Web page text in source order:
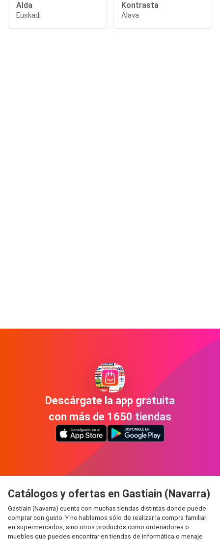
Alda
Euskadi
Kontrasta
Álava
Descárgate la app gratuita
con más de 1650 tiendas
Catálogos y ofertas en Gastiain (Navarra)
Gastiain (Navarra) cuenta con muchas tiendas distintas donde puede
comprar con gusto. Y no hablamos sólo de realizar la compra familiar
en supermercados, sino otros productos como ordenadores o
muebles que puedes encontrar en tiendas de informática o menaje